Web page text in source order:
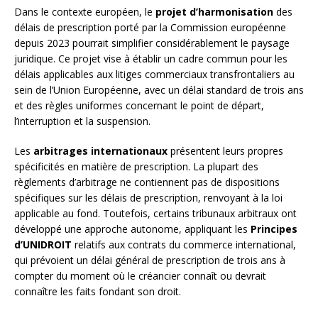
Dans le contexte européen, le projet d’harmonisation des
délais de prescription porté par la Commission européenne
depuis 2023 pourrait simplifier considérablement le paysage
juridique. Ce projet vise à établir un cadre commun pour les
délais applicables aux litiges commerciaux transfrontaliers au
sein de l’Union Européenne, avec un délai standard de trois ans
et des règles uniformes concernant le point de départ,
l’interruption et la suspension.
Les arbitrages internationaux présentent leurs propres
spécificités en matière de prescription. La plupart des
règlements d’arbitrage ne contiennent pas de dispositions
spécifiques sur les délais de prescription, renvoyant à la loi
applicable au fond. Toutefois, certains tribunaux arbitraux ont
développé une approche autonome, appliquant les Principes
d’UNIDROIT relatifs aux contrats du commerce international,
qui prévoient un délai général de prescription de trois ans à
compter du moment où le créancier connaît ou devrait
connaître les faits fondant son droit.